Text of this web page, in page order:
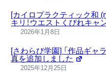
[カイロプラクティック和
キリ！ウエストくびれキャ
2026年1月8日
[さわらび学園] 「作品ギャ
真を追加しました
2025年12月25日